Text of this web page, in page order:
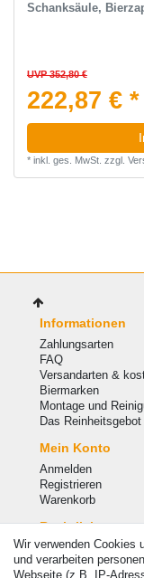
Schanksäule,
UVP 352,80 €
222,87 € *
* inkl. ges. MwSt. zzgl.
Informationen
Zahlungsarten
FAQ
Versandarten &
Biermarken
Montage und
Das
Mein Konto
Anmelden
Registrieren
Warenkorb
Rechtliches
Widerrufsrecht
Wir verwenden Cookies
und verarbeiten
Webseite (z.B. IP-